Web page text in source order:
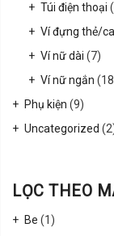
Túi điện thoại
Ví đựng thẻ/
Ví nữ dài (7)
Ví nữ ngắn
Phụ kiện (9)
Uncategorized
LỌC THEO
Be (1)